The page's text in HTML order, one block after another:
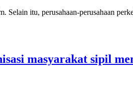
itu, perusahaan-perusahaan
masyarakat sipil